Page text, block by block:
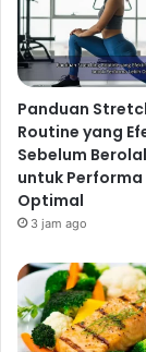
Panduan
Routine yang
Sebelum
untuk Performa
Optimal
3 jam ago